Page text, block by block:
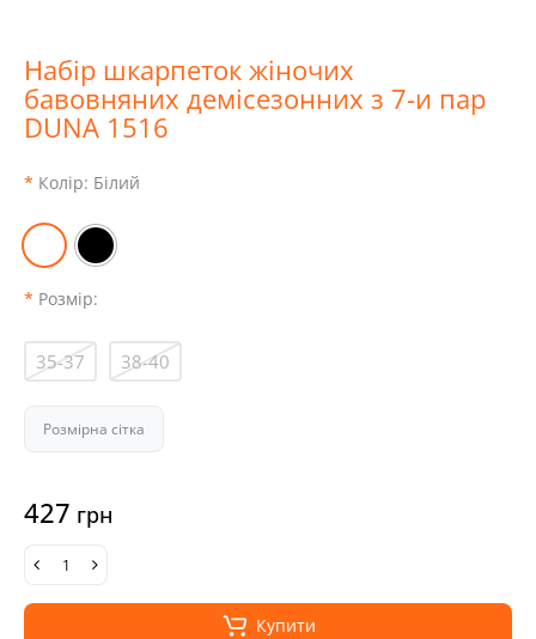
Набір шкарпеток жіночих
бавовняних демісезонних з 7-и пар
DUNA 1516
Колір: Білий
Розмір:
35-37 38-40
Розмірна сітка
427 грн
Купити